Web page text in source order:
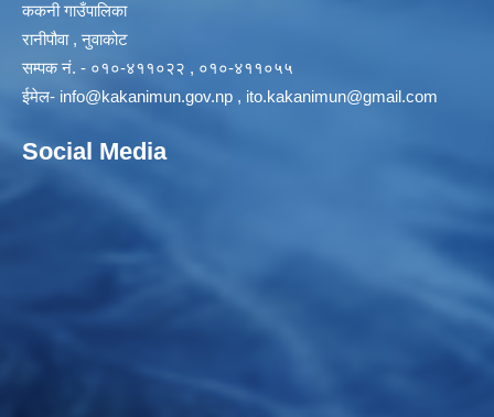
ककनी गाउँपालिका
रानीपौवा , नुवाकोट
सम्पक नं. - ०१०-४११०२२ , ०१०-४११०५५
ईमेल- info@kakanimun.gov.np , ito.kakanimun@gmail.com
Social Media